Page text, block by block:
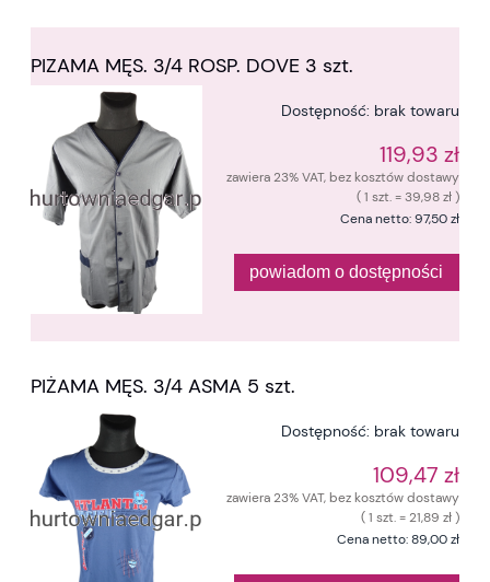
PIZAMA MĘS. 3/4 ROSP. DOVE 3 szt.
Dostępność: brak towaru
119,93 zł
zawiera 23% VAT, bez kosztów dostawy
( 1 szt. = 39,98 zł )
Cena netto:97,50 zł
powiadom o dostępności
PIŻAMA MĘS. 3/4 ASMA 5 szt.
Dostępność: brak towaru
109,47 zł
zawiera 23% VAT, bez kosztów dostawy
( 1 szt. = 21,89 zł )
Cena netto:89,00 zł